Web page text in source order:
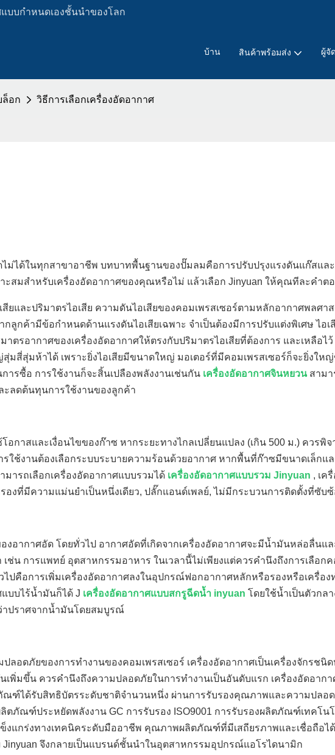
บบกำหนดเองชั้นนำของโลก
บ้าน สินค้าพร้อมส่ง ผู้จั
ล็อก วิธีการเลือกเครื่องอัดอากาศ
ม่ได้ในทุกสาขาอาชีพ บทบาทพื้นฐานของปั๊มลมคือการปรับปรุงแรงดันแก๊สแล
ะสมสำหรับเครื่องอัดอากาศของคุณหรือไม่ แล้วเลือก Jinyuan ให้คุณทีละคำต
ยและปริมาตรไอเสีย ความดันไอเสียของคอมเพรสเซอร์ตามหลักอากาศพลศา
กลูกค้ามีข้อกำหนดด้านแรงดันไอเสียเฉพาะ จำเป็นต้องมีการปรับแต่งพิเศษ ไอเ
าตรอากาศของเครื่องอัดอากาศให้ตรงกับปริมาตรไอเสียที่ต้องการ และเหลือไ
มสี่สุ่มห้าได้ เพราะยิ่งไอเสียมีขนาดใหญ่ มอเตอร์ที่มีคอมเพรสเซอร์ก็จะยิ่งใหญ่
ารซื้อ การใช้งานก็จะสิ้นเปลืองพลังงานเช่นกัน เครื่องอัดอากาศจินหยวน สาม
ลดต้นทุนการใช้งานของลูกค้า
อกาสและเงื่อนไขของก๊าซ หากระยะทางไกลเปลี่ยนแปลง (เกิน 500 ม.) ควรพิ
ใช้งานต้องเลือกระบบระบายความร้อนด้วยอากาศ หากพื้นที่ก๊าซมีขนาดเล็กแ
ารถเลือกเครื่องอัดอากาศแบบรวมได้ เครื่องอัดอากาศแบบรวม Jinyuan , เค
รองที่มีความแม่นยำเป็นหนึ่งเดียว, ปลั๊กแอนด์เพลย์, ไม่มีกระบวนการติดตั้งที่ซับ
อากาศอัด โดยทั่วไป อากาศอัดที่เกิดจากเครื่องอัดอากาศจะมีน้ำมันหล่อลื่นแ
น การแพทย์ อุตสาหกรรมอาหาร ในเวลานี้ไม่เพียงแต่ควรคำนึงถึงการเลือกค
ไปคือการเพิ่มเครื่องอัดอากาศลงในอุปกรณ์ฟอกอากาศหลักหรือรองหรือเครื่อง
บบไร้น้ำมันก็ได้ J เครื่องอัดอากาศแบบสกรูฉีดน้ำ inyuan โดยใช้น้ำเป็นตัวกล
าปราศจากน้ำมันโดยสมบูรณ์
ลอดภัยของการทำงานของคอมเพรสเซอร์ เครื่องอัดอากาศเป็นเครื่องจักรชนิ
พิ่มขึ้น ควรคำนึงถึงความปลอดภัยในการทำงานเป็นอันดับแรก เครื่องอัดอากา
ณฑ์ได้รับสิทธิบัตรระดับชาติจำนวนหนึ่ง ผ่านการรับรองคุณภาพและความปลอ
ตภัณฑ์ประหยัดพลังงาน GC การรับรอง ISO9001 การรับรองผลิตภัณฑ์เทคโน
งแกร่งทางเทคนิคระดับมืออาชีพ คุณภาพผลิตภัณฑ์ที่มีเสถียรภาพและเชื่อถือไ
จึงกลายเป็นแบรนด์ชั้นนำในอุตสาหกรรมอุปกรณ์แอโรไดนามิก